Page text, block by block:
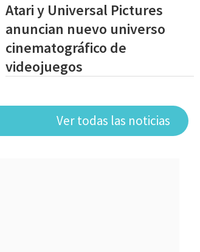
Atari y Universal Pictures
anuncian nuevo universo
cinematográfico de
videojuegos
Ver todas las noticias